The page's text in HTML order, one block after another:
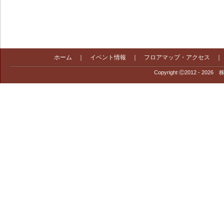
ホーム イベント情報 フロアマップ・アクセス
Copyright Ⓒ2012 - 2026 株